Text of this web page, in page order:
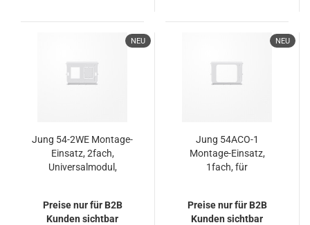
NEU
Jung 54-2WE Montage-
Einsatz, 2fach,
Universalmodul,
Preise nur für B2B
Kunden sichtbar
NEU
Jung 54ACO-1
Montage-Einsatz,
1fach, für
Bodentankeinbau
Preise nur für B2B
Kunden sichtbar